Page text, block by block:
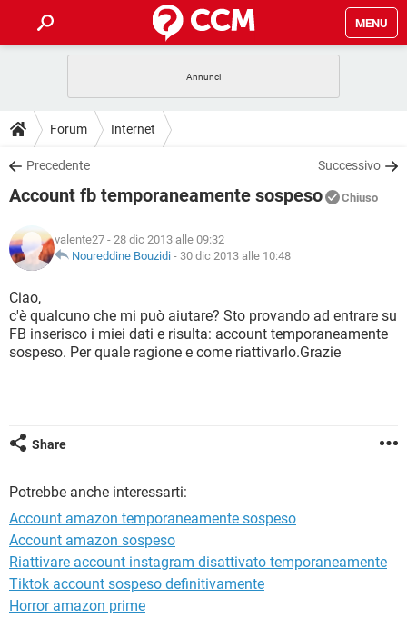
MENU
INTRATTENIMENTO
iOS
INSTAGRAM WHATSAPP
HARDWARE
GUIDE
COVID-19
INSTAGRAM WHATSAPP
TIKTOK
HARDWARE
DOWNLOAD
COVID-19 GAMING
iOS WINDOWS 10
INSTAGRAM
TIKTOK FACEBOOK
HARDWARE
COVID-19 GAMING
INTRATTENIMENTO
iOS
INSTAGRAM WHATSAPP
GLOSSARIO
COVID-19
INTRATTENIMENTO ANDROID
iOS WINDOWS 10
HARDWARE
Forum Internet
Precedente Successivo
Account fb temporaneamente sospeso Chiuso
valente27 - 28 dic 2013 alle 09:32
Noureddine Bouzidi - 30 dic 2013 alle 10:48
Ciao,
c'è qualcuno che mi può aiutare? Sto provando ad entrare su
FB inserisco i miei dati e risulta: account temporaneamente
sospeso. Per quale ragione e come riattivarlo.Grazie
Share
Potrebbe anche interessarti:
Account amazon temporaneamente sospeso
Account amazon sospeso
Riattivare account instagram disattivato temporaneamente
Tiktok account sospeso definitivamente
Horror amazon prime